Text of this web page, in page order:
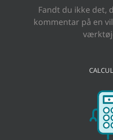
Fandt du ikke det,
kommentar på en